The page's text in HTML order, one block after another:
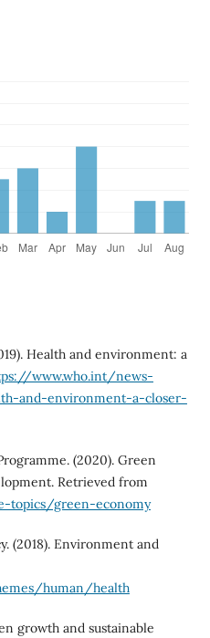
Health and environment: a
www.who.int/news-
and-environment-a-closer-
(2020). Green
Retrieved from
topics/green-economy
(2018). Environment and
human/health
growth and sustainable